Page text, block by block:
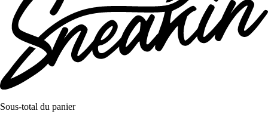
Sous-total du panier